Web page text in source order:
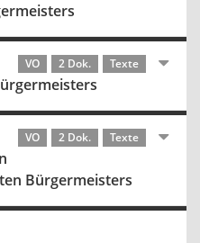
VO 2 Dok. Texte
VO 2 Dok. Texte
Bürgermeisters